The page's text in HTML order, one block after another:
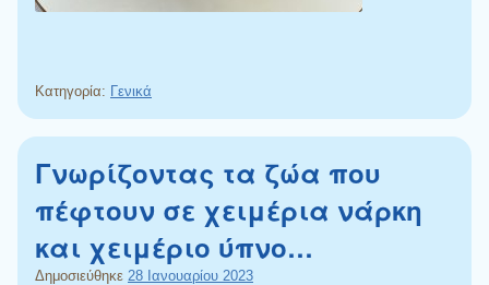
Κατηγορία: Γενικά
Γνωρίζοντας τα ζώα που
πέφτουν σε χειμέρια νάρκη
και χειμέριο ύπνο…
Δημοσιεύθηκε 28 Ιανουαρίου 2023